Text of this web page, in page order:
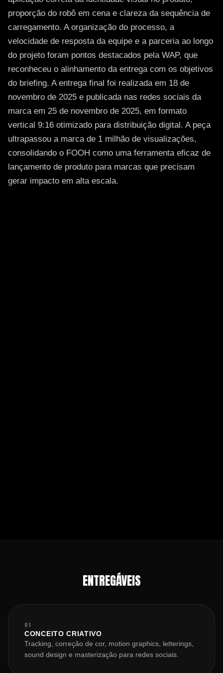
proporção do robô em cena e clareza da sequência de
carregamento. A organização do processo, a
velocidade de resposta da equipe e a parceria ao longo
do projeto foram pontos destacados pela WAP, que
reconheceu o alinhamento da entrega com os objetivos
do briefing. A entrega final foi realizada em 18 de
novembro de 2025 e publicada nas redes sociais da
marca em 25 de novembro de 2025, em formato
vertical 9:16 otimizado para distribuição digital. A peça
ultrapassou a marca de 1 milhão de visualizações,
consolidando o FOOH como uma ferramenta eficaz de
lançamento de produto para marcas que precisam
gerar impacto em alta escala.
ENTREGÁVEIS
01
CONCEITO CRIATIVO
Tracking, correção de cor, motion graphics, letterings,
sound design e masterização para redes sociais.